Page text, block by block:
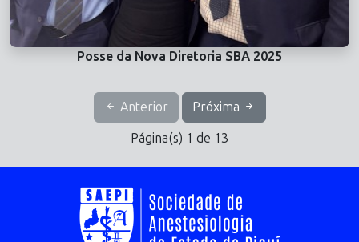
Posse da Nova Diretoria SBA 2025
Anterior Próxima
Página(s) 1 de 13